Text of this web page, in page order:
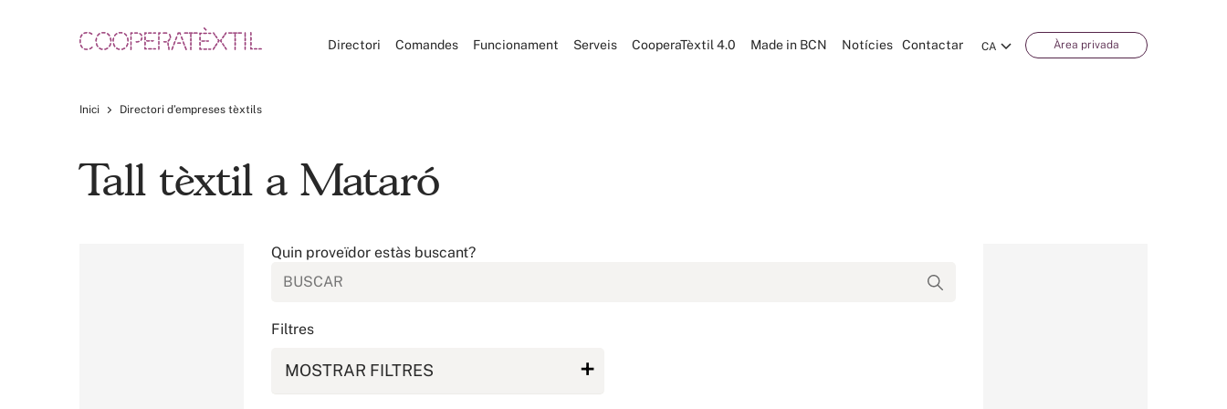
CA Àrea privada
Directori Comandes Funcionament Serveis CooperaTèxtil 4.0 Made in BCN Notícies Contactar
Inici Directori d’empreses tèxtils
Tall tèxtil a Mataró
Quin proveïdor estàs buscant?
Filtres
MOSTRAR FILTRES